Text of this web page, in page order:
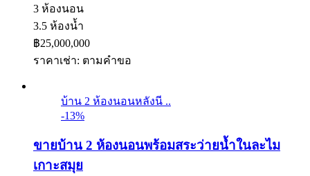
3 ห้องนอน
3.5 ห้องน้ำ
฿25,000,000
ราคาเช่า: ตามคําขอ
บ้าน 2 ห้องนอนหลังนี ..
-13%
ขายบ้าน 2 ห้องนอนพร้อมสระว่ายน้ำในละไม
เกาะสมุย